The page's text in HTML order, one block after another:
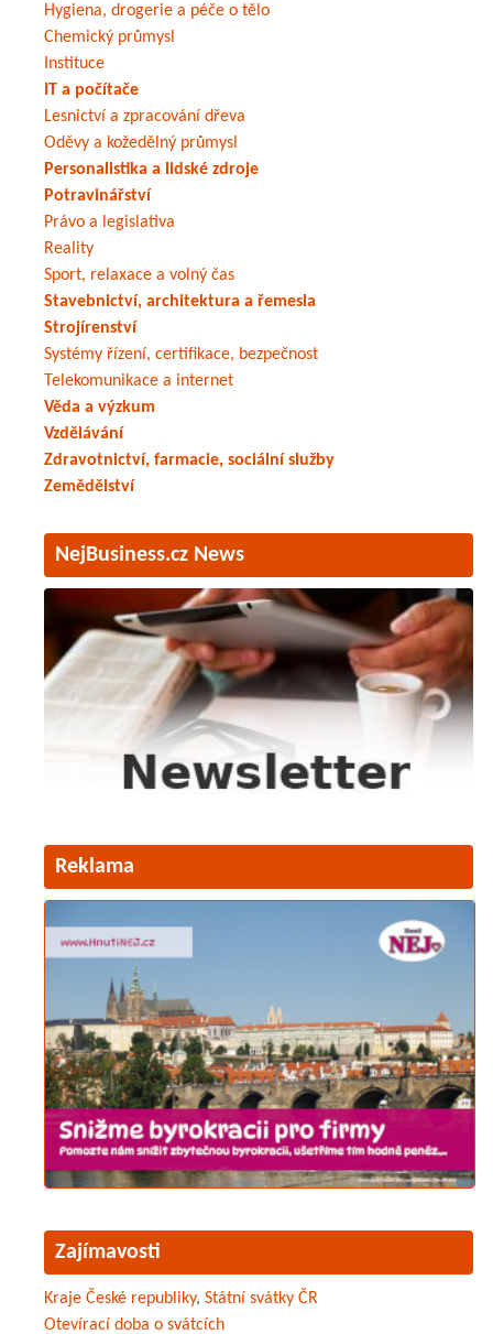
Hygiena, drogerie a péče o tělo
Chemický průmysl
Instituce
IT a počítače
Lesnictví a zpracování dřeva
Oděvy a kožedělný průmysl
Personalistika a lidské zdroje
Potravinářství
Právo a legislativa
Reality
Sport, relaxace a volný čas
Stavebnictví, architektura a řemesla
Strojírenství
Systémy řízení, certifikace, bezpečnost
Telekomunikace a internet
Věda a výzkum
Vzdělávání
Zdravotnictví, farmacie, sociální služby
Zemědělství
NejBusiness.cz News
Reklama
Zajímavosti
Kraje České republiky, Státní svátky ČR
Otevírací doba o svátcích